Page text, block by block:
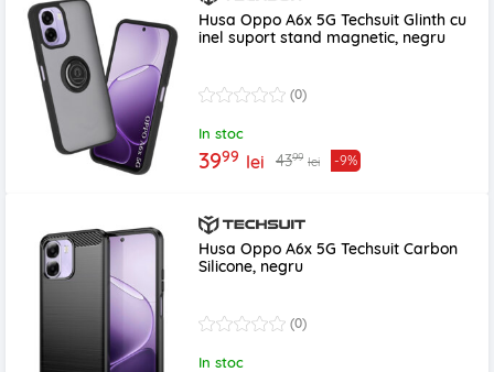
Husa Oppo A6x 5G Techsuit Glinth cu
inel suport stand magnetic, negru
(0)
In stoc
3999 lei 4399 lei -9%
Husa Oppo A6x 5G Techsuit Carbon
Silicone, negru
(0)
In stoc